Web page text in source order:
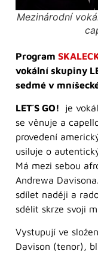
Mezinárodní
Program
vokální skupiny
sedmé v
LET´S GO!
je
se věnuje a
provedení
usiluje o
Má mezi sebou
Andrewa
sdílet naději a
sdělit skrze svoji
Vystupují ve
Davison (tenor),